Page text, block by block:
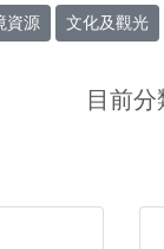
資源 文化及觀光
目前分